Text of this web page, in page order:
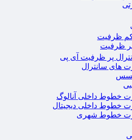
کم ظرفیت
ظرفیت
پر ظرفیت آی پی
های سانترال
خطوط داخلی آنالوگ
خطوط داخلی دیجیتال
خطوط شهری